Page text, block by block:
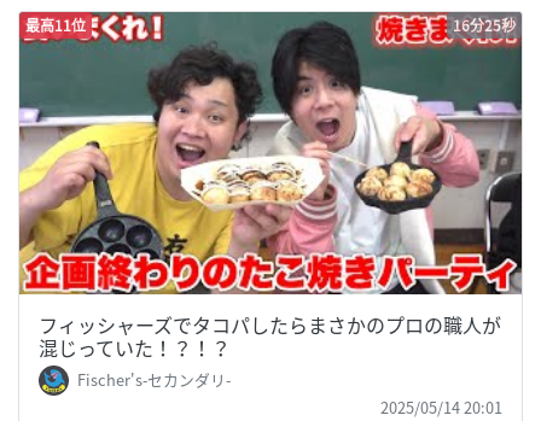
最高11位 16分25秒
フィッシャーズでタコパしたらまさかのプロの職人が
混じっていた！？！？
Fischer's-セカンダリ-
2025/05/14 20:01